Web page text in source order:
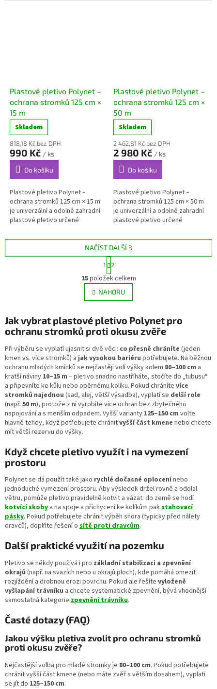
Plastové pletivo Polynet –
ochrana stromků 125 cm ×
15 m
Skladem
818,18 Kč bez DPH
990 Kč / ks
Do košíku
Plastové pletivo Polynet –
ochrana stromků 125 cm × 15 m
je univerzální a odolné zahradní
plastové pletivo určené
Plastové pletivo Polynet –
ochrana stromků 125 cm ×
50 m
Skladem
2 462,81 Kč bez DPH
2 980 Kč / ks
Do košíku
Plastové pletivo Polynet –
ochrana stromků 125 cm × 50 m
je univerzální a odolné zahradní
plastové pletivo určené
O
v
l
á
a
c
í
p
r
v
k
y
v
ý
p
i
NAČÍST DALŠÍ 3
t
r
á
n
k
v
á
n
1 2
15položek celkem
NAHORU
Jak vybrat plastové pletivo Polynet pro
ochranu stromků proti okusu zvěře
Při výběru se vyplatí ujasnit si dvě věci: co přesně chráníte (jeden
kmen vs. více stromků) a jak vysokou bariéru potřebujete. Na běžnou
ochranu mladých kmínků se nejčastěji volí výšky kolem 80–100 cm a
kratší náviny 10–15 m – pletivo snadno nastříháte, stočíte do „tubusu“
a připevníte ke kůlu nebo opěrnému kolíku. Pokud chráníte více
stromků najednou (sad, alej, větší výsadba), vyplatí se delší role
(např. 50 m), protože z ní vyrobíte více ochran bez zbytečného
napojování a s menším odpadem. Vyšší varianty 125–150 cm volte
hlavně tehdy, když potřebujete chránitvyšší část kmene nebo chcete
mít větší rezervu do výšky.
Když chcete pletivo využít i na vymezení
prostoru
Polynet se dá použít také jako rychlé dočasné oplocenínebo
jednoduché vymezení prostoru. Aby výsledek držel rovně a odolal
větru, pomůže pletivo pravidelně kotvit a vázat: do země se hodí
kotvící skoby a na spoje a přichycení ke kolíkům pakstahovací
pásky. Pokud potřebujete chránit výběh shora (typicky před nálety
dravců), doplňte řešení o sítě proti dravcům.
Další praktické využití na pozemku
Pletivo se někdy používá i pro základní stabilizaci a zpevnění
okrajů (např. na svazích nebo u okrajů ploch), kde pomáhá omezit
rozjíždění a drobnou erozi povrchu. Pokud ale řešíte vyloženě
vyšlapání trávníku a chcete systematické zpevnění, bývá vhodnější
samostatná kategorie zpevnění trávníku.
Časté dotazy (FAQ)
Jakou výšku pletiva zvolit pro ochranu stromků
proti okusu zvěře?
Nejčastější volba pro mladé stromky je 80–100 cm. Pokud potřebujete
chránit vyšší část kmene (nebo máte zvěř s větším dosahem), vyplatí
se jít do 125–150 cm.